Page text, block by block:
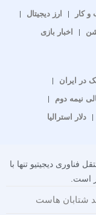
کار
ارز دیجیتال
اخبار بازی
در ایران
نیمه دوم
دلار استرالیا
دیجیتیو تنها با
است.
شتابان هاست